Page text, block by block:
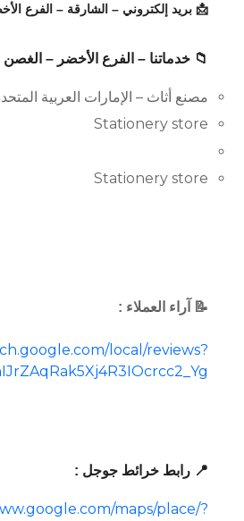
📩 بريد إلكتروني – الشارقة – الفرع
📁 خدماتنا – الفرع الأخضر –
مصنع أثاث – الإمارات العربية
Stationery store
Stationery store
📝 آراء العملاء :
local/reviews?
📍 رابط خرائط جوجل :
maps/place/?